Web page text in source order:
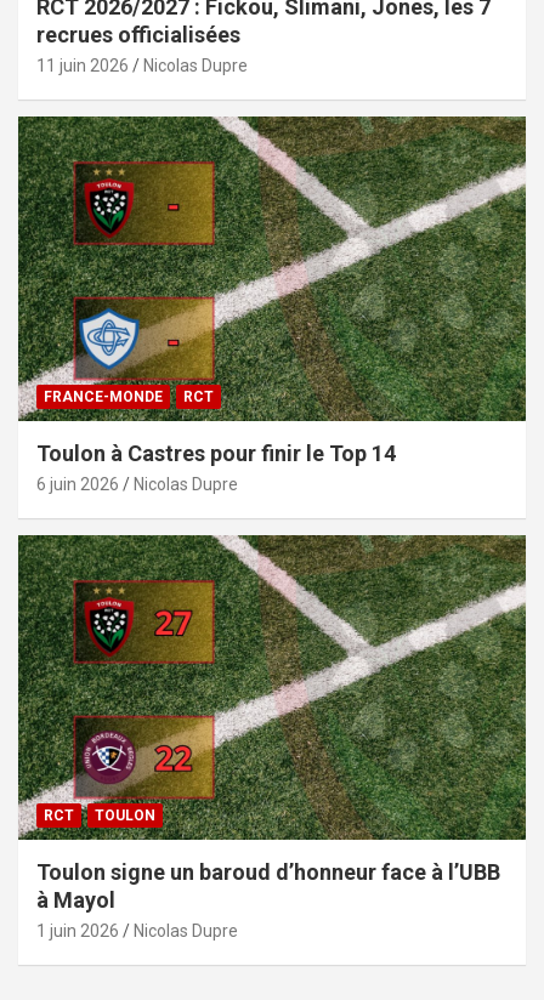
RCT 2026/2027 : Fickou, Slimani, Jones, les 7
recrues officialisées
11 juin 2026 Nicolas Dupre
FRANCE-MONDE RCT
Toulon à Castres pour finir le Top 14
6 juin 2026 Nicolas Dupre
RCT TOULON
Toulon signe un baroud d’honneur face à l’UBB
à Mayol
1 juin 2026 Nicolas Dupre